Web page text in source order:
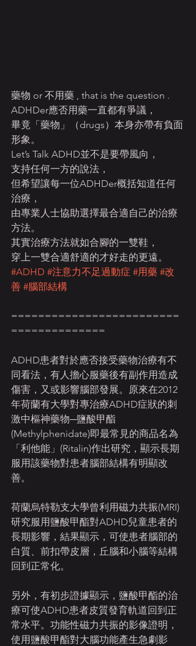
藥物 or 不用藥 , that is the question .
ADHDer應否用藥一直都有爭議，
畢竟「藥物」（drugs）本身亦帶有負面
形象。
Let’s Talk ADHD並不是要帶風向，
支持任何一方的說法，
但希望讓每一位ADHDer概括知道任何
治療，
由專業人士協助選擇最合適自己的治療
方法。
其實治療方法就如合腳的一雙鞋，
穿上一雙合適舒適的才好走的更遠。
#ADHD #注意力不足過動症 #用藥 #改
善 #腦部結構
=========================
==============
ADHD患者對於應否接受藥物治療有不
同看法，有人擔心服藥後有副作用造成
傷害，又或影響腦部發展。原來在2012
年荷蘭有大學對專治療ADHD症狀的刺
激中樞神藥物─鹽酸甲酯‭
(‬Methylphenidate‭)‬即最常見的商品名為
「利他能」‭(‬Ritalin‭)‬作出研究，顯示長期
服用該藥物對患者腦部結構有明顯改
善。
荷蘭烏特勒支大學曾利用磁力共振‭(‬MRI‭)‬
研究服用鹽酸甲酯對ADHD兒童患者的
長期影響，結果顯示，可使患者腦部的
白質、前扣帶皮層，丘腦和小腦等結構
回到正常化。
另外，有初步證據顯示，鹽酸甲酯的治
療可使ADHD患者皮質發育軌道回到正
常水平。功能性磁力共振的影像證明，
使用鹽酸甲酯對大腦功能產生急劇影